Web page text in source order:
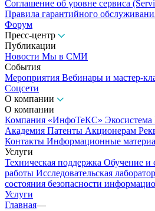
Соглашение об уровне сервиса
Правила гарантийного
Форум
Пресс-центр
Публикации
Новости Мы в СМИ
События
Мероприятия Вебинары и мастер-
Соцсети
О компании
О компании
Компания «ИнфоТеКС»
Академия Патенты Акционерам
Контакты Информационные
Услуги
Техническая поддержка Обучение и
работы Исследовательская
состояния безопасности
Услуги
Главная—